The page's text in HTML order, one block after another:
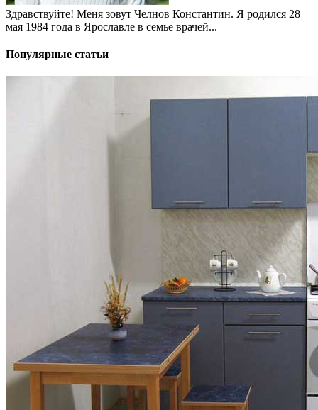
Здравствуйте! Меня зовут Челнов Константин. Я родился 28
мая 1984 года в Ярославле в семье врачей...
Популярные статьи